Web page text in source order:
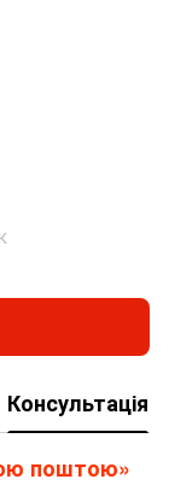
Консультація
поштою»